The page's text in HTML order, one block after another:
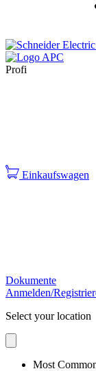
Profi
Einkaufswagen
Dokumente
Anmelden/
Select your location
Most